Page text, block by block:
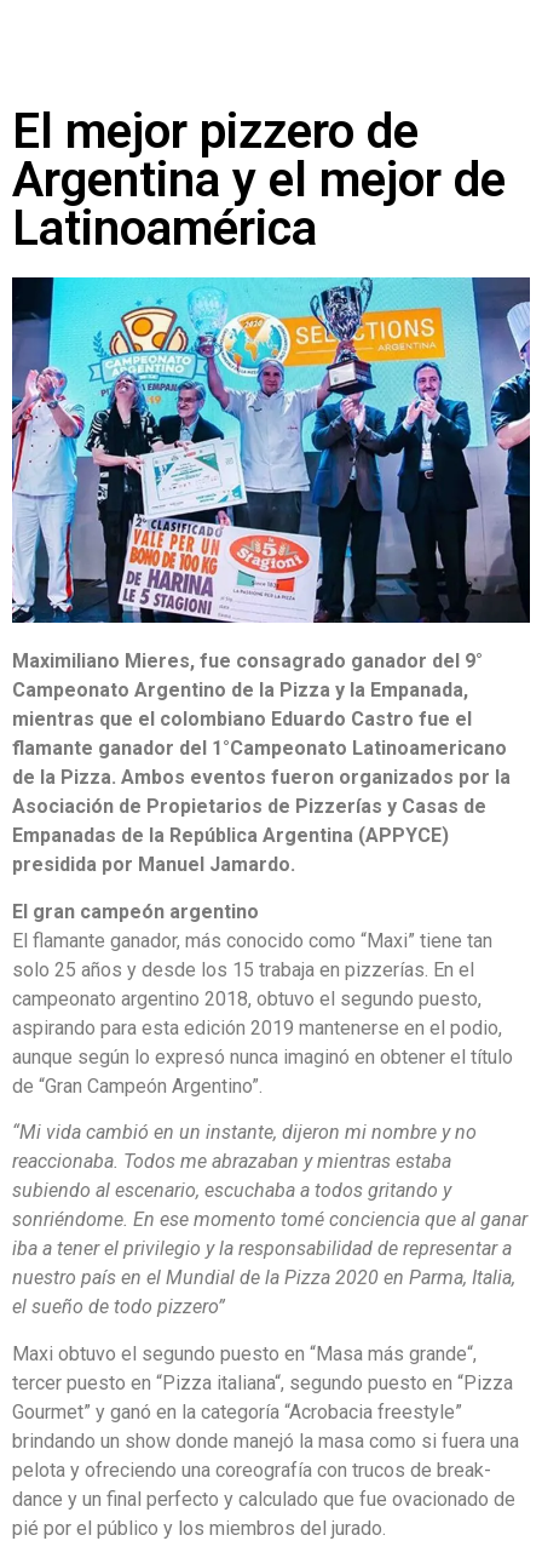
El mejor pizzero de
Argentina y el mejor de
Latinoamérica
Maximiliano Mieres, fue consagrado ganador del 9°
Campeonato Argentino de la Pizza y la Empanada,
mientras que el colombiano Eduardo Castro fue el
flamante ganador del 1°Campeonato Latinoamericano
de la Pizza. Ambos eventos fueron organizados por la
Asociación de Propietarios de Pizzerías y Casas de
Empanadas de la República Argentina (APPYCE)
presidida por Manuel Jamardo.
El gran campeón argentino
El flamante ganador, más conocido como “Maxi” tiene tan
solo 25 años y desde los 15 trabaja en pizzerías. En el
campeonato argentino 2018, obtuvo el segundo puesto,
aspirando para esta edición 2019 mantenerse en el podio,
aunque según lo expresó nunca imaginó en obtener el título
de “Gran Campeón Argentino”.
“Mi vida cambió en un instante, dijeron mi nombre y no
reaccionaba. Todos me abrazaban y mientras estaba
subiendo al escenario, escuchaba a todos gritando y
sonriéndome. En ese momento tomé conciencia que al ganar
iba a tener el privilegio y la responsabilidad de representar a
nuestro país en el Mundial de la Pizza 2020 en Parma, Italia,
el sueño de todo pizzero”
Maxi obtuvo el segundo puesto en “Masa más grande“,
tercer puesto en “Pizza italiana“, segundo puesto en “Pizza
Gourmet” y ganó en la categoría “Acrobacia freestyle”
brindando un show donde manejó la masa como si fuera una
pelota y ofreciendo una coreografía con trucos de break-
dance y un final perfecto y calculado que fue ovacionado de
pié por el público y los miembros del jurado.